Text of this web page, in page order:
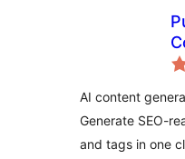
AI content
Generate SEO-
and tags in one